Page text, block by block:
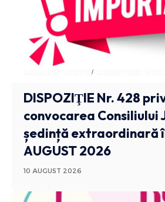
ADMINISTRATIV ANUNTURI
DISPOZIŢIE Nr. 428
convocarea Consiliului
ședință extraordinară
AUGUST 2026
10 AUGUST 2026